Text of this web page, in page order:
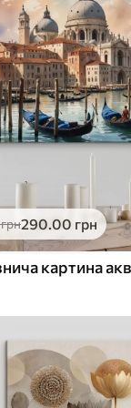
грн290.00 грн